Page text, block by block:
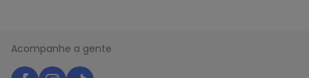
Acompanhe a gente